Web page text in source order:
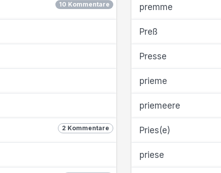
10 Kommentare
2 Kommentare
premme
Preß
Presse
prieme
priemeere
Pries(e)
priese